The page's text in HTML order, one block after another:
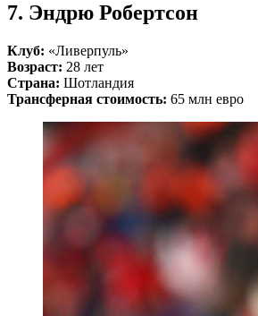
7. Эндрю Робертсон
Клуб: «Ливерпуль»
Возраст: 28 лет
Страна: Шотландия
Трансферная стоимость: 65 млн евро